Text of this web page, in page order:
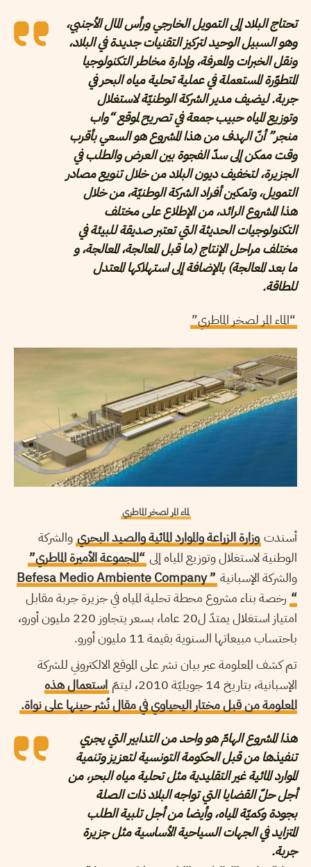
تحتاج البلاد إلى التمويل الخارجي ورأس المال الأجنبي،
وهو السبيل الوحيد لتركيز التقنيات جديدة في البلاد،
ونقل الخبرات والمعرفة، وإدارة مخاطر التكنولوجيا
المتطوّرة المستعملة في عملية تحلية مياه البحر في
جربة. ليضيف مدير الشركة الوطنيّة لاستغلال
وتوزيع المياه حبيب جمعة في تصريح لموقع “واب
منجر” أنّ الهدف من هذا المشروع هو السعي بأقرب
وقت ممكن إلى سدّ الفجوة بين العرض والطلب في
الجزيرة، لتخفيف ديون البلاد من خلال تنويع مصادر
التمويل، وتمكين أفراد الشركة الوطنيّة، من خلال
هذا المشروع الرائد، من الإطلاع على مختلف
التكنولوجيات الحديثة التي تعتبر صديقة للبيئة في
مختلف مراحل الإنتاج (ما قبل المعالجة، المعالجة، و
ما بعد المعالجة) بالإضافة إلى استهلاكها المعتدل
للطاقة.
“الماء المر لصخر الماطري”
لماء المر لصخر الماطري
أسندت وزارة الزراعة والموارد المائية والصيد البحري والشركة
الوطنية لاستغلال وتوزيع المياه إلى “المجموعة الأميرة الماطري”
والشركة الإسبانية
” Befesa Medio Ambiente Company
“ رخصة بناء مشروع محطة تحلية المياه في جزيرة جربة مقابل
امتياز استغلال يمتدّ ل20 عاما، بسعر يتجاوز 220 مليون أورو،
باحتساب مبيعاتها السنوية بقيمة 11 مليون أورو.
تم كشف المعلومة عبر بيان نشر على الموقع الالكتروني للشركة
الإسبانية، بتاريخ 14 جويليّة 2010، ليتمّ
استعمال هذه
المعلومة من قبل مختار اليحياوي في مقال نُشر حينها على نواة.
هذا المشروع الهامّ هو واحد من التدابير التي يجري
تنفيذها من قبل الحكومة التونسية لتعزيز وتنمية
الموارد المائية غير التقليدية مثل تحلية مياه البحر، من
أجل حلّ القضايا التي تواجه البلاد ذات الصلة
بجودة وكميّة المياه، وأيضا من أجل تلبية الطلب
المتزايد في الجهات السياحية الأساسية مثل جزيرة
جربة.